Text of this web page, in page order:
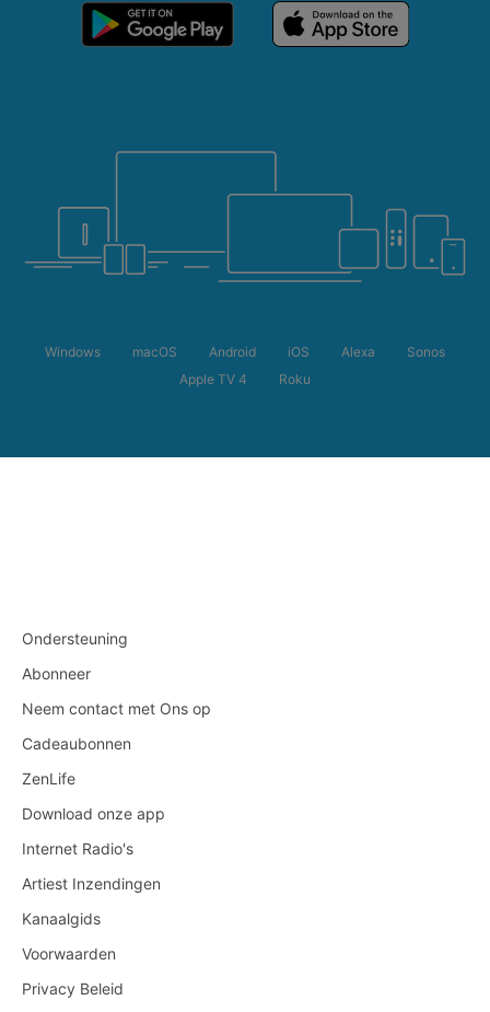
Windows macOS Android iOS Alexa
Sonos
Apple TV 4
Roku
Ondersteuning
Abonneer
Neem contact met Ons op
Cadeaubonnen
ZenLife
Download onze app
Internet Radio's
Artiest Inzendingen
Kanaalgids
Voorwaarden
Privacy Beleid